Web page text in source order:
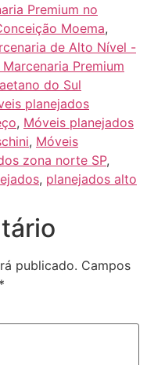
Premium no
Moema,
de Alto Nível -
Premium
do Sul
planejados
, Móveis planejados
, Móveis
zona norte SP,
, planejados alto
publicado. Campos
*